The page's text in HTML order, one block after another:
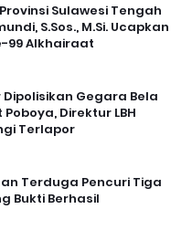
Sulawesi Tengah
S.Sos., M.Si. Ucapkan
99 Alkhairaat
Gegara Bela
Direktur LBH
Terlapor
Terduga Pencuri Tiga
Bukti Berhasil